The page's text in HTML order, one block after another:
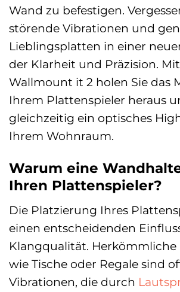
Wand zu befestigen.
störende Vibrationen und
Lieblingsplatten in einer
der Klarheit und Präzision.
Wallmount it 2 holen Sie das
Ihrem Plattenspieler heraus
gleichzeitig ein optisches
Ihrem Wohnraum.
Warum eine
Ihren Plattenspieler?
Die Platzierung Ihres
einen entscheidenden
Klangqualität. Herkömmliche
wie Tische oder Regale sind
Vibrationen, die durch